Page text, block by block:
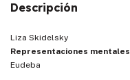
Descripción
Liza Skidelsky
Representaciones mentales
Eudeba